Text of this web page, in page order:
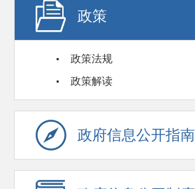
政策
政策法规
政策解读
政府信息公开指南